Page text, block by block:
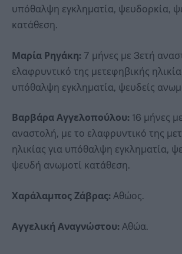
υπόθαλψη εγκληματία, ψευδορκία,
κατάθεση.
Μαρία Ρηγάκη: 7 μήνες με 3ετή
ελαφρυντικό της μετεφηβικής
υπόθαλψη εγκληματία, ψευδείς
Βαρβάρα Αγγελοπούλου: 16 μήνες
αναστολή, με το ελαφρυντικό της
ηλικίας για υπόθαλψη εγκληματία,
ψευδή ανωμοτί κατάθεση.
Χαράλαμπος Ζάβρας: Αθώος.
Αγγελική Αναγνώστου: Αθώα.